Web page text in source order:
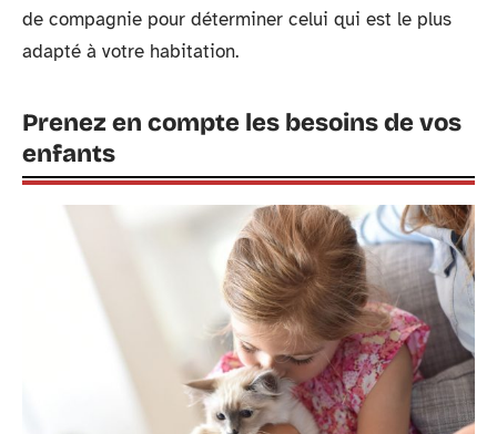
de compagnie pour déterminer celui qui est le plus
adapté à votre habitation.
Prenez en compte les besoins de vos
enfants